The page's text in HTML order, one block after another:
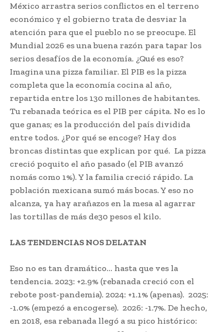
México arrastra serios conflictos en el terreno
económico y el gobierno trata de desviar la
atención para que el pueblo no se preocupe. El
Mundial 2026 es una buena razón para tapar los
serios desafíos de la economía. ¿Qué es eso?
Imagina una pizza familiar. El PIB es la pizza
completa que la economía cocina al año,
repartida entre los 130 millones de habitantes.
Tu rebanada teórica es el PIB per cápita. No es lo
que ganas; es la producción del país dividida
entre todos. ¿Por qué se encoge? Hay dos
broncas distintas que explican por qué. La pizza
creció poquito el año pasado (el PIB avanzó
nomás como 1%). Y la familia creció rápido. La
población mexicana sumó más bocas. Y eso no
alcanza, ya hay arañazos en la mesa al agarrar
las tortillas de más de30 pesos el kilo.
LAS TENDENCIAS NOS DELATAN
Eso no es tan dramático… hasta que ves la
tendencia. 2023: +2.9% (rebanada creció con el
rebote post-pandemia). 2024: +1.1% (apenas). 2025:
-1.0% (empezó a encogerse). 2026: -1.7%. De hecho,
en 2018, esa rebanada llegó a su pico histórico: